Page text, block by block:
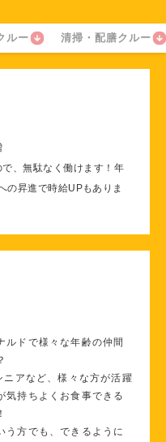
ルー 清掃・配膳クルー
、無駄なく働けます！年
の昇進で時給UPもありま
ルドで様々な年齢の仲間
アなど、様々な方が活躍
気持ちよくお食事できる
う方でも、できるように